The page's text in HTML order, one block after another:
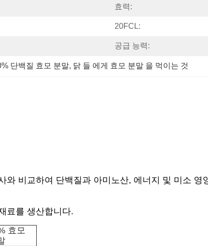
효력:
20FCL:
공급 능력:
단백질 효모 분말, 닭 들 에게 효모 분말 을 먹이는 것
와 비교하여 단백질과 아미노산, 에너지 및 미소
료를 생산합니다.
효모